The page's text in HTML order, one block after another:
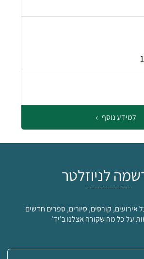
למידע נוסף
לניוזלטר
אירועים, קורסים, סיורים, ספרים חדשים
על כל מה שקורה אצלנו ב'יד'